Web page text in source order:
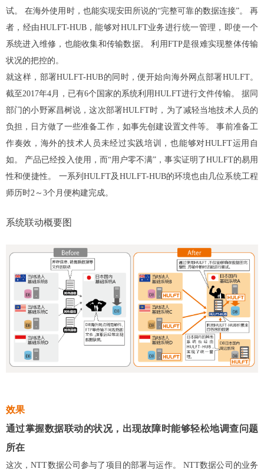
试。 在海外使用时，也能实现安田所说的“完整可靠的数据连接”。 再
者，经由HULFT-HUB，能够对HULFT业务进行统一管理，即使一个
系统进入维修，也能收集和传输数据。 利用FTP是很难实现整体传输
状况的把控的。
就这样，部署HULFT-HUB的同时，便开始向海外网点部署HULFT。
截至2017年4月，已有6个国家的系统利用HULFT进行文件传输。 据同
部门的小野冢昌树说，这次部署HULFT时，为了减轻当地技术人员的
负担，日方做了一些准备工作，如事先创建设置文件等。 事前准备工
作奏效，海外的技术人员未经过实践培训，也能够对HULFT运用自
如。 产品已经投入使用，而“用户零不满”，事实证明了HULFT的易用
性和便捷性。 一系列HULFT及HULFT-HUB的环境也由几位系统工程
师历时2～3个月便构建完成。
系统联动概要图
效果
通过掌握数据联动的状况，出现故障时能够轻松地调查问题
所在
这次，NTT数据公司参与了项目的部署与运作。 NTT数据公司的业务